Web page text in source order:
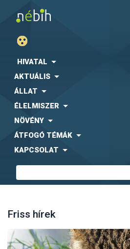
HIVATAL
AKTUÁLIS
ÁLLAT
ÉLELMISZER
NÖVÉNY
ÁTFOGÓ TÉMÁK
KAPCSOLAT
Friss hírek